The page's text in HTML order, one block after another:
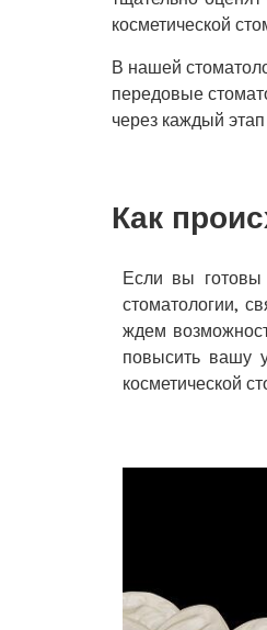
косметической
В нашей
передовые
через каждый
Как
Если вы готовы
стоматологии,
ждем
повысить вашу
косметической